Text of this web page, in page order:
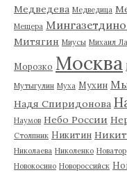
Медведева Медведица
Мещера
Митягин Миусы Михаил
Морозко Москва
Мутыгулин Муха Мухин
Надя Спиридонова
Наумов Небо России
Столпник Никитин
Николаева Николенко Новатор
Новокосино Новороссийск